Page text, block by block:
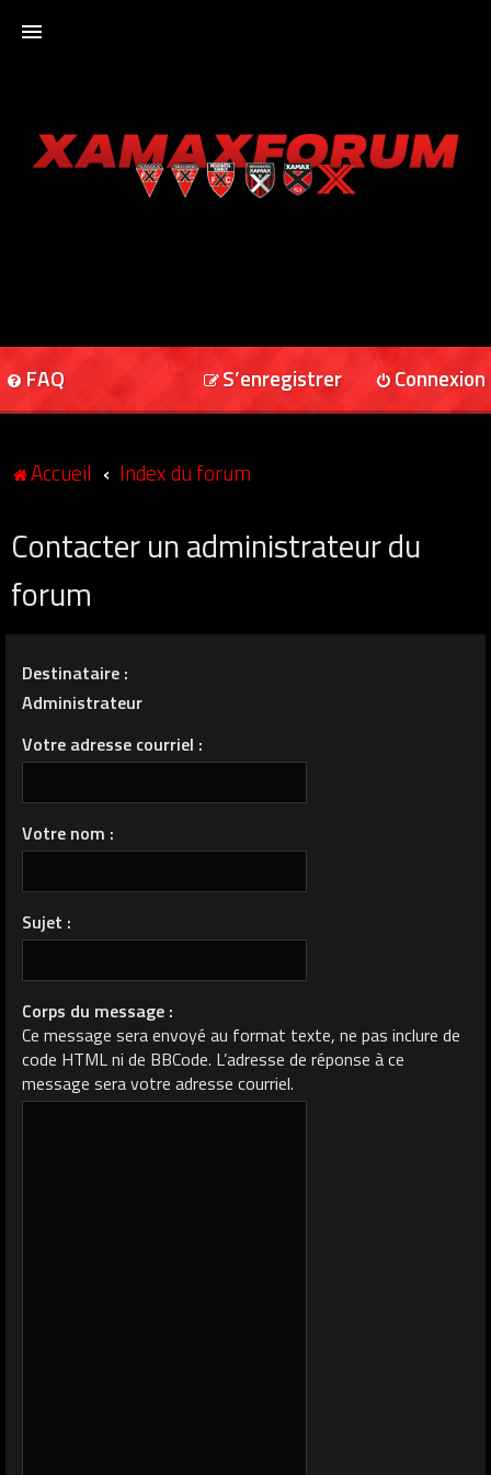
XAMAXFORUM
FAQ Connexion
S’enregistrer
Accueil Index du forum
Contacter un administrateur du
forum
Destinataire :
Administrateur
Votre adresse courriel :
Votre nom :
Sujet :
Corps du message :
Ce message sera envoyé au format texte, ne pas inclure de
code HTML ni de BBCode. L’adresse de réponse à ce
message sera votre adresse courriel.